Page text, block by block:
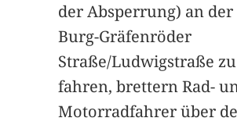
der Absperrung) an der
Burg-Gräfenröder
Straße/Ludwigstraße zu
fahren, brettern Rad-
Motorradfahrer über